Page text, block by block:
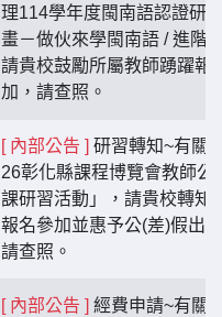
理114學年度閩南語認證研
畫－做伙來學閩南語 / 進階
請貴校鼓勵所屬教師踴躍報
加，請查照。
[ 內部公告 ] 研習轉知~有關
26彰化縣課程博覽會教師公
課研習活動」，請貴校轉知
報名參加並惠予公(差)假出
請查照。
[ 內部公告 ] 經費申請~有關